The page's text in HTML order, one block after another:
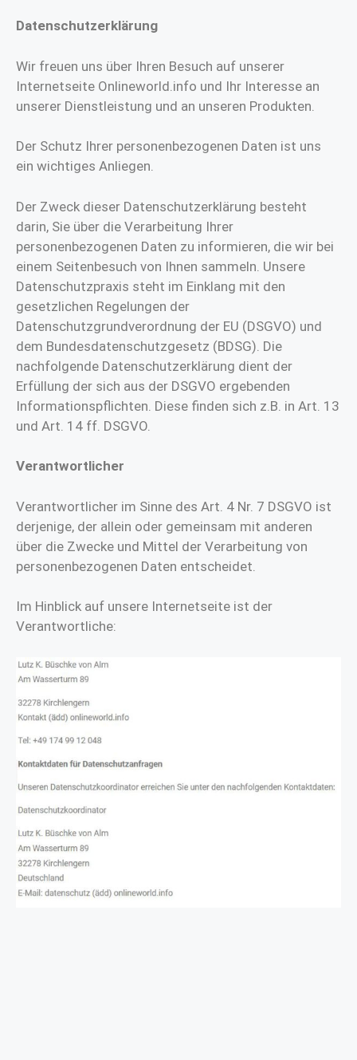
Datenschutzerklärung
Wir freuen uns über Ihren Besuch auf unserer
Internetseite Onlineworld.info und Ihr Interesse an
unserer Dienstleistung und an unseren Produkten.
Der Schutz Ihrer personenbezogenen Daten ist uns
ein wichtiges Anliegen.
Der Zweck dieser Datenschutzerklärung besteht
darin, Sie über die Verarbeitung Ihrer
personenbezogenen Daten zu informieren, die wir bei
einem Seitenbesuch von Ihnen sammeln. Unsere
Datenschutzpraxis steht im Einklang mit den
gesetzlichen Regelungen der
Datenschutzgrundverordnung der EU (DSGVO) und
dem Bundesdatenschutzgesetz (BDSG). Die
nachfolgende Datenschutzerklärung dient der
Erfüllung der sich aus der DSGVO ergebenden
Informationspflichten. Diese finden sich z.B. in Art. 13
und Art. 14 ff. DSGVO.
Verantwortlicher
Verantwortlicher im Sinne des Art. 4 Nr. 7 DSGVO ist
derjenige, der allein oder gemeinsam mit anderen
über die Zwecke und Mittel der Verarbeitung von
personenbezogenen Daten entscheidet.
Im Hinblick auf unsere Internetseite ist der
Verantwortliche: